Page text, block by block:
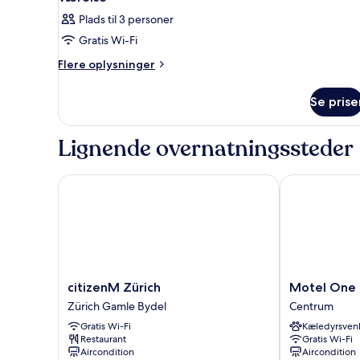
alle
billeder
af
Værelse
Plads til 3 personer
Gratis Wi-Fi
Flere oplysninger
Flere
Se
Lignende overnatningssteder
citizenM
Zürich
Zürich
Gamle
Bydel
citizenM Zürich
Zürich Gamle Bydel
Gratis Wi-Fi
Restaurant
Aircondition
citizenM Zürich
Motel
One
Zürich
Centrum
Motel One
Centrum
Gratis Wi-Fi
Aircondition
Motel One